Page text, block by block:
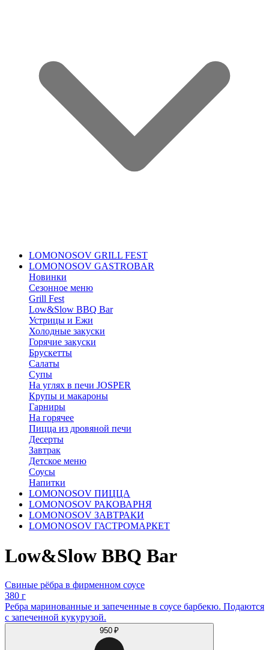
LOMONOSOV GRILL FEST
LOMONOSOV GASTROBAR
Новинки
Сезонное меню
Grill Fest
Low&Slow BBQ Bar
Устрицы и Ежи
Холодные закуски
Горячие закуски
Брускетты
Салаты
Супы
На углях в печи JOSPER
Крупы и макароны
Гарниры
На горячее
Пицца из дровяной печи
Десерты
Завтрак
Детское меню
Соусы
Напитки
LOMONOSOV ПИЦЦА
LOMONOSOV РАКОВАРНЯ
LOMONOSOV ЗАВТРАКИ
LOMONOSOV ГАСТРОМАРКЕТ
Low&Slow BBQ Bar
Свиные рёбра в фирменном соусе
380 г
Ребра маринованные и запеченные в соусе барбекю. Подаются
с запеченной кукурузой.
950 ₽